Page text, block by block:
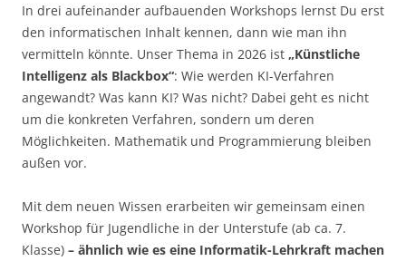
In drei aufeinander aufbauenden Workshops lernst Du erst
den informatischen Inhalt kennen, dann wie man ihn
vermitteln könnte. Unser Thema in 2026 ist „Künstliche
Intelligenz als Blackbox“: Wie werden KI-Verfahren
angewandt? Was kann KI? Was nicht? Dabei geht es nicht
um die konkreten Verfahren, sondern um deren
Möglichkeiten. Mathematik und Programmierung bleiben
außen vor.
Mit dem neuen Wissen erarbeiten wir gemeinsam einen
Workshop für Jugendliche in der Unterstufe (ab ca. 7.
Klasse) – ähnlich wie es eine Informatik-Lehrkraft machen